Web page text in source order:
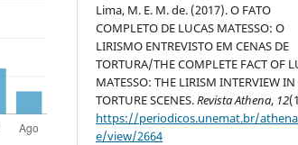
Lima, M. E. M. de. (2017). O FATO
COMPLETO DE LUCAS MATESSO: O
LIRISMO ENTREVISTO EM CENAS DE
TORTURA/THE COMPLETE FACT OF
MATESSO: THE LIRISM INTERVIEW IN
TORTURE SCENES.Revista Athena, 12
https://periodicos.unemat.br/
e/view/2664